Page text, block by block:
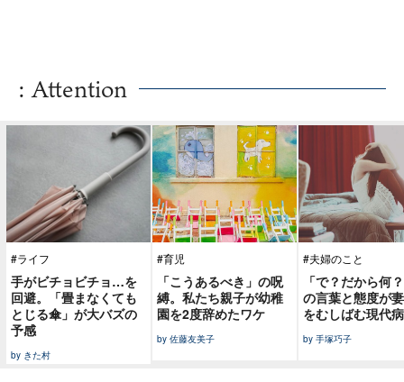
: Attention
#ライフ
手がビチョビチョ…を
回避。「畳まなくても
とじる傘」が大バズの
予感
by きた村
#育児
「こうあるべき」の呪
縛。私たち親子が幼稚
園を2度辞めたワケ
by 佐藤友美子
#夫婦のこと
「で？だから何
の言葉と態度が
をむしばむ現代病
by 手塚巧子